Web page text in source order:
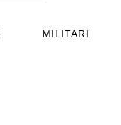
MILITARI